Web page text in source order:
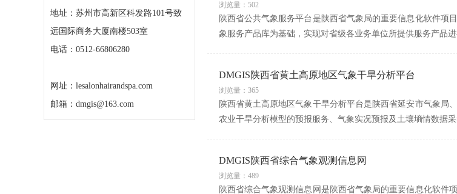
地址：苏州市高新区科发路101号致
远国际商务大厦南楼503室
电话：0512-66806280
网址：lesalonhairandspa.com
邮箱：dmgis@163.com
浏览量：502
陕西省公共气象服务平台是陕西省气象局的重要信息化软件项
象服务产品库为基础，实现对省级各业务单位所提供服务产品
DMGIS陕西省黄土高原地区气象干旱分析平台
浏览量：365
陕西省黄土高原地区气象干旱分析平台是陕西省延安市气象局
农业干旱分析模型的预报服务、气象实况预报及土壤墒情数据
DMGIS陕西省综合气象观测信息网
浏览量：489
陕西省综合气象观测信息网是陕西省气象局的重要信息化软件